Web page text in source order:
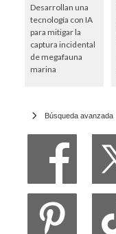
Desarrollan una
tecnología con IA
para mitigar la
captura incidental
de megafauna
marina
Búsqueda avanzada